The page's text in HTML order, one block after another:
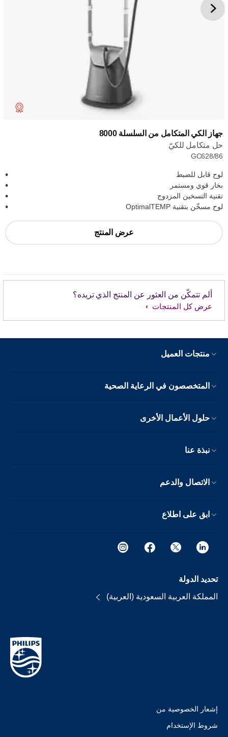
جهاز الكي المتكامل من السلسلة 8000
حل متكامل للكيّ
GC628/86
لوح قابل للضبط
بخار قوي ومستمر
تقنية التسخين المزدوج
لوح مسخّن بتقنية OptimalTEMP
عرض المنتج
ألم تتمكّن من العثور عن المنتج الذي تريده؟
عرض كل المنتجات
منتجات العميل
المتخصصون في الرعاية الصحية
حلول الأعمال الأخرى
نبذة عنا
الاتصال والدعم
ابق على اطلاع
تحديد الدولة
المملكة العربية السعودية (العربية)
إشعار الخصوصية من
شروط الإستخدام